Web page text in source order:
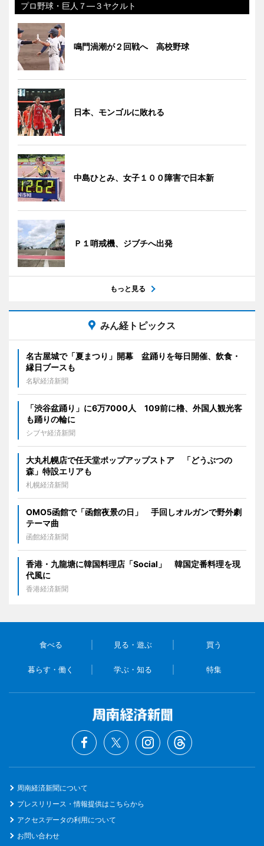
プロ野球・巨人７―３ヤクルト
鳴門渦潮が２回戦へ 高校野球
日本、モンゴルに敗れる
中島ひとみ、女子１００障害で日本新
Ｐ１哨戒機、ジブチへ出発
もっと見る
みん経トピックス
名古屋城で「夏まつり」開幕 盆踊りを毎日開催、飲食・
縁日ブースも
名駅経済新聞
「渋谷盆踊り」に6万7000人 109前に櫓、外国人観光客
も踊りの輪に
シブヤ経済新聞
大丸札幌店で任天堂ポップアップストア 「どうぶつの
森」特設エリアも
札幌経済新聞
OMO5函館で「函館夜景の日」 手回しオルガンで野外劇
テーマ曲
函館経済新聞
香港・九龍塘に韓国料理店「Social」 韓国定番料理を現
代風に
香港経済新聞
食べる 見る・遊ぶ 買う
暮らす・働く 学ぶ・知る 特集
周南経済新聞について
プレスリリース・情報提供はこちらから
アクセスデータの利用について
お問い合わせ